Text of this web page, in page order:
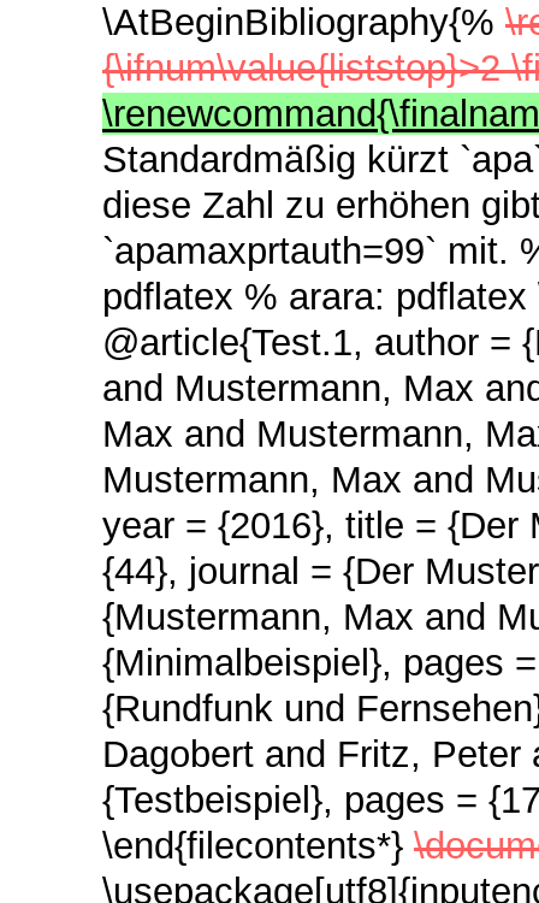
\AtBeginBibliography{%
{\ifnum\value{liststop}>2
Standardmäßig kürzt
diese Zahl zu erhöhen
`apamaxprtauth=99` mit.
pdflatex % arara:
@article{Test.1, author =
and Mustermann, Max
Max and Mustermann,
Mustermann, Max and
year = {2016}, title = {Der
{44}, journal = {Der
{Mustermann, Max and
{Minimalbeispiel}, pages
{Rundfunk und
Dagobert and Fritz,
{Testbeispiel}, pages =
\end{filecontents*}